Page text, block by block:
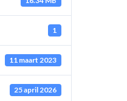
1
11 maart 2023
25 april 2026